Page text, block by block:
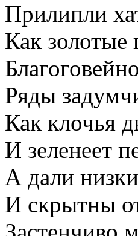
Прилипли
Как золотые
Ряды
Как клочья
И зеленеет
А дали
И скрытны